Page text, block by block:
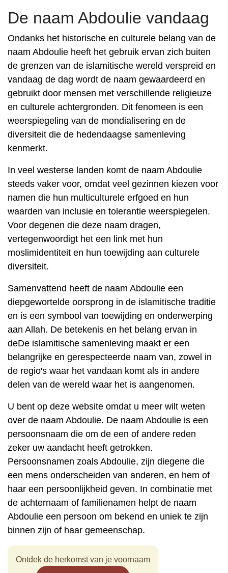
De naam Abdoulie vandaag
Ondanks het historische en culturele belang van de
naam Abdoulie heeft het gebruik ervan zich buiten
de grenzen van de islamitische wereld verspreid en
vandaag de dag wordt de naam gewaardeerd en
gebruikt door mensen met verschillende religieuze
en culturele achtergronden. Dit fenomeen is een
weerspiegeling van de mondialisering en de
diversiteit die de hedendaagse samenleving
kenmerkt.
In veel westerse landen komt de naam Abdoulie
steeds vaker voor, omdat veel gezinnen kiezen voor
namen die hun multiculturele erfgoed en hun
waarden van inclusie en tolerantie weerspiegelen.
Voor degenen die deze naam dragen,
vertegenwoordigt het een link met hun
moslimidentiteit en hun toewijding aan culturele
diversiteit.
Samenvattend heeft de naam Abdoulie een
diepgewortelde oorsprong in de islamitische traditie
en is een symbool van toewijding en onderwerping
aan Allah. De betekenis en het belang ervan in
deDe islamitische samenleving maakt er een
belangrijke en gerespecteerde naam van, zowel in
de regio's waar het vandaan komt als in andere
delen van de wereld waar het is aangenomen.
U bent op deze website omdat u meer wilt weten
over de naam Abdoulie. De naam Abdoulie is een
persoonsnaam die om de een of andere reden
zeker uw aandacht heeft getrokken.
Persoonsnamen zoals Abdoulie, zijn diegene die
een mens onderscheiden van anderen, en hem of
haar een persoonlijkheid geven. In combinatie met
de achternaam of familienamen helpt de naam
Abdoulie een persoon om bekend en uniek te zijn
binnen zijn of haar gemeenschap.
Ontdek de herkomst van je voornaam